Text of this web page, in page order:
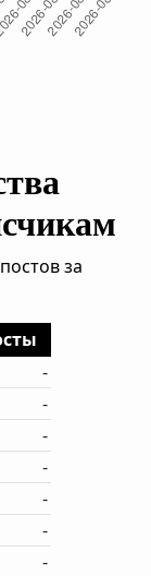
за
-
-
-
-
-
-
-